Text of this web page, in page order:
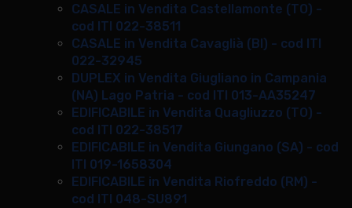
CASALE in Vendita Castellamonte (TO) -
cod ITI 022-38511
CASALE in Vendita Cavaglià (BI) - cod ITI
022-32945
DUPLEX in Vendita Giugliano in Campania
(NA) Lago Patria - cod ITI 013-AA35247
EDIFICABILE in Vendita Quagliuzzo (TO) -
cod ITI 022-38517
EDIFICABILE in Vendita Giungano (SA) - cod
ITI 019-1658304
EDIFICABILE in Vendita Riofreddo (RM) -
cod ITI 048-SU891